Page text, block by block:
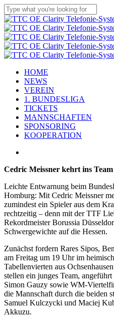
Skip
to
main
content
Close
Search
Menu
HOME
NEWS
VEREIN
1. BUNDESLIGA
TICKETS
MANNSCHAFTEN
SPONSORING
KOOPERATION
Cedric Meissner kehrt ins
Leichte Entwarnung beim
Homburg: Mit Cedric Meissner
zumindest ein Spieler aus dem
rechtzeitig – denn mit der TTF
Rekordmeister Borussia
Schwergewichte auf die Hessen.
Zunächst fordern Rares Sipos,
am Freitag um 19 Uhr im
Tabellenvierten aus
stellen ein junges Team,
Simon Gauzy sowie WM-
die Mannschaft durch die beiden
Samuel Kulczycki und Maciej
Akkuzu.